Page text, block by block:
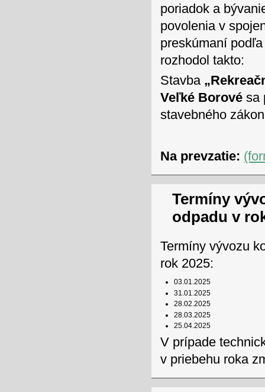
poriadok a
povolenia v
preskúmaní
rozhodol takto:
Stavba
Veľké Borové sa
stavebného
Na prevzatie:
Termíny
odpadu v
Termíny vývozu
rok 2025:
03.01.2025
31.01.2025
28.02.2025
28.03.2025
25.04.2025
V prípade
v priebehu roka